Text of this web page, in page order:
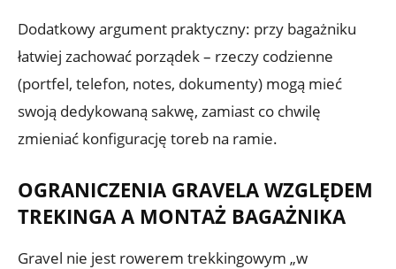
Dodatkowy argument praktyczny: przy bagażniku
łatwiej zachować porządek – rzeczy codzienne
(portfel, telefon, notes, dokumenty) mogą mieć
swoją dedykowaną sakwę, zamiast co chwilę
zmieniać konfigurację toreb na ramie.
OGRANICZENIA GRAVELA WZGLĘDEM
TREKINGA A MONTAŻ BAGAŻNIKA
Gravel nie jest rowerem trekkingowym „w